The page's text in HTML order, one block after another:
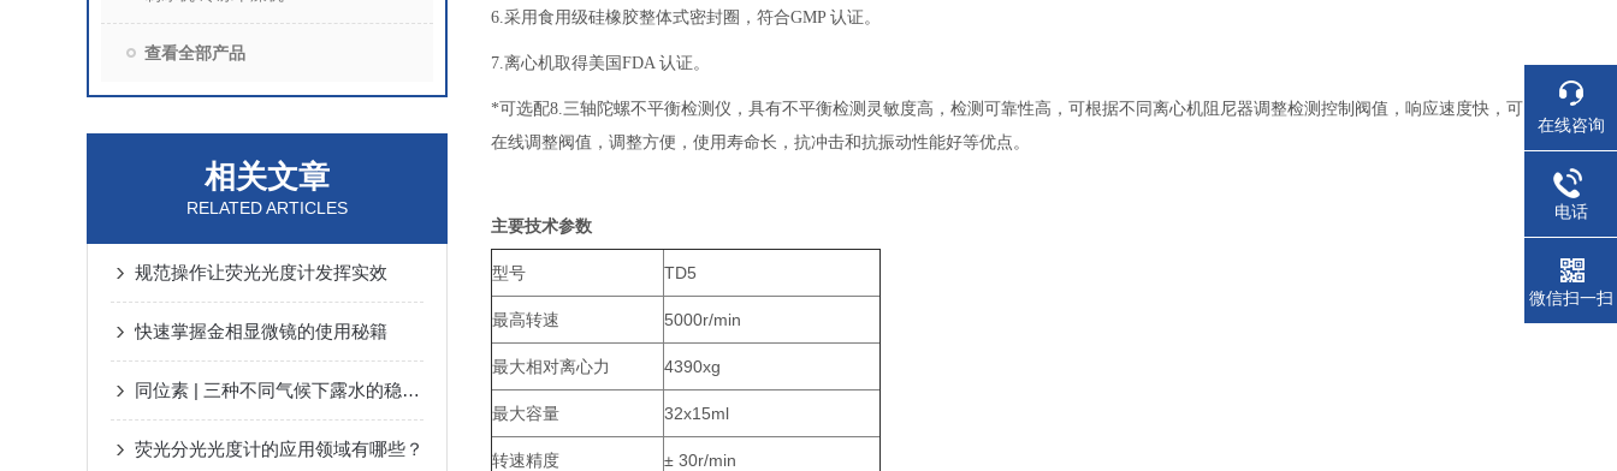
查看全部产品
相关文章
RELATED ARTICLES
规范操作让荧光光度计发挥实效
快速掌握金相显微镜的使用秘籍
同位素 | 三种不同气候下露水的稳定同位素变化
荧光分光光度计的应用领域有哪些？
6.采用食用级硅橡胶整体式密封圈，符合GMP 认证。
7.离心机取得美国FDA 认证。
*可选配8.三轴陀螺不平衡检测仪，具有不平衡检测灵敏度高，检测可靠性高，可根据不同离心机阻尼器调整检测控制阀值，响应速度快，可
在线调整阀值，调整方便，使用寿命长，抗冲击和抗振动性能好等优点。
主要技术参数
型号 TD5
最高转速 5000r/min
最大相对离心力 4390xg
最大容量 32x15ml
转速精度 ± 30r/min
在线咨询
电话
微信扫一扫